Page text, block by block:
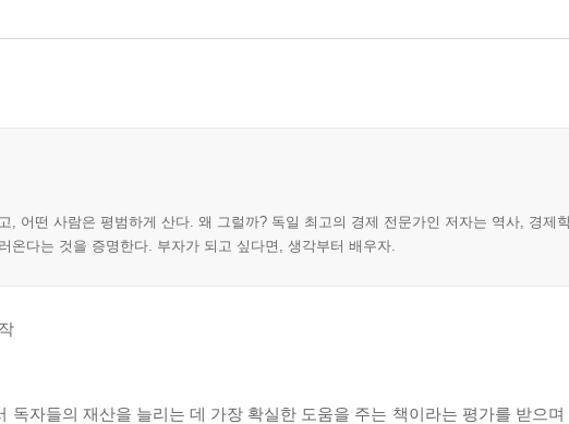
, 어떤 사람은 평범하게 산다. 왜 그럴까? 독일 최고의 경제 전문가인 저자는 역사, 경제
온다는 것을 증명한다. 부자가 되고 싶다면, 생각부터 배우자.
독자들의 재산을 늘리는 데 가장 확실한 도움을 주는 책이라는 평가를 받으